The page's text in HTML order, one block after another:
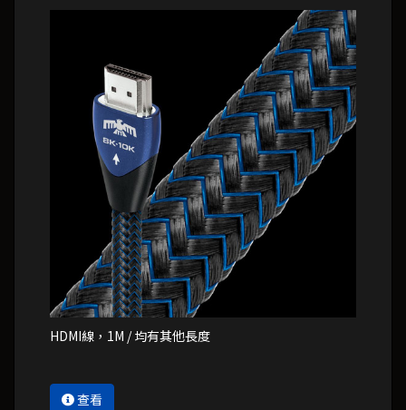
HDMI線，1M / 均有其他長度
查看